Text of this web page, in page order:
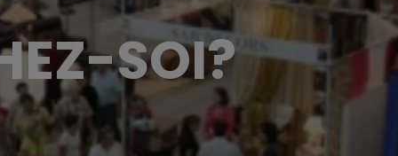
SOI?